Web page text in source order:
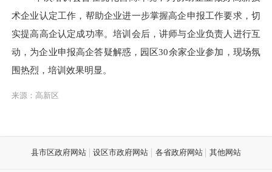
术企业认定工作，帮助企业进一步掌握高企申报工作要求，切
实提高高企认定成功率。培训会后，讲师与企业负责人进行互
动，为企业申报高企答疑解惑，园区30余家企业参加，现场氛
围热烈，培训效果明显。
来源：高新区
县市区政府网站 设区市政府网站 各省政府网站 其他网站